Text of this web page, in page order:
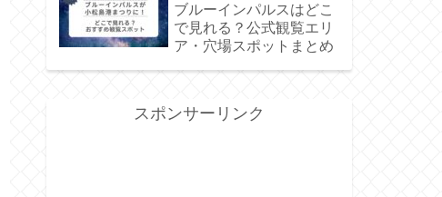
ブルーインパルスはどこ
で見れる？公式観覧エリ
ア・穴場スポットまとめ
スポンサーリンク